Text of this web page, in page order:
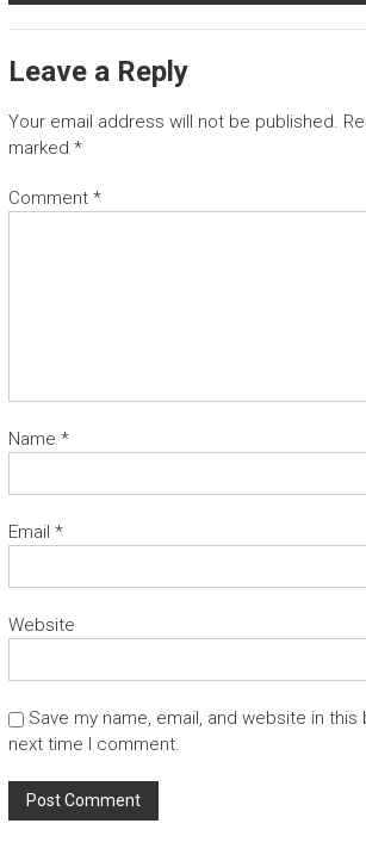
Leave a Reply
Your email address will not be published.
marked *
Comment *
Name *
Email *
Website
Save my name, email, and website in
next time I comment.